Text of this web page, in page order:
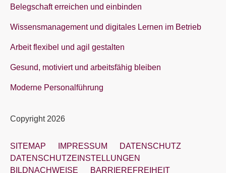
Belegschaft erreichen und einbinden
Wissensmanagement und digitales Lernen im Betrieb
Arbeit flexibel und agil gestalten
Gesund, motiviert und arbeitsfähig bleiben
Moderne Personalführung
Copyright 2026
SITEMAP IMPRESSUM
DATENSCHUTZ
DATENSCHUTZEINSTELLUNGEN
BILDNACHWEISE
BARRIEREFREIHEIT